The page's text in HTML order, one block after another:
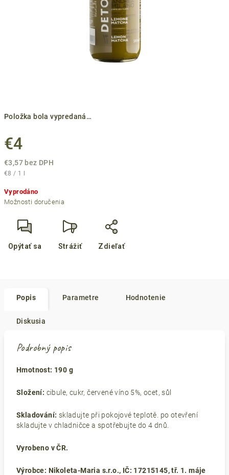
Položka bola vypredaná…
€4
€3,57 bez DPH
Jednotková
€8 / 1 l
Vyprodáno
Možnosti doručenia
Opýtať sa Strážiť Zdieľať
Popis Parametre Hodnotenie
Diskusia
Podrobný popis
Hmotnost: 190 g
Složení: cibule, cukr, červené víno 5%, ocet, sůl
Skladování: skladujte při pokojové teplotě. po otevření
skladujte v chladničce a spotřebujte do 4 dnů.
Vyrobeno v ČR.
Výrobce: Nikoleta-Maria s.r.o., IČ: 17215145, tř. 1. máje